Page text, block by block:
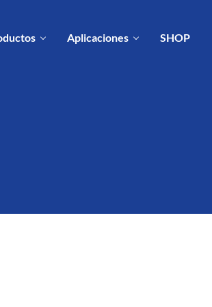
Aplicaciones SHOP